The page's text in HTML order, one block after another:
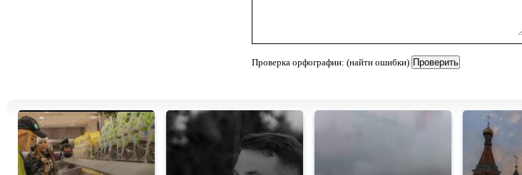
Проверка орфографии: (найти ошибки)